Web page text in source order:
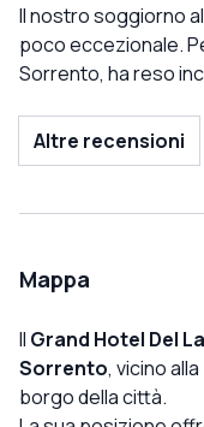
Il nostro soggiorno
poco eccezionale.
Sorrento, ha reso
personale era
deve andare a
con un allegro
davvero reso il
immacolato, con la
alto in tutto. La
un sacco di scelta e
la giornata. Ciò che ha davvero colpito è stata
Altre recensioni
Mappa
Il Grand Hotel Del
Sorrento, vicino
borgo della città.